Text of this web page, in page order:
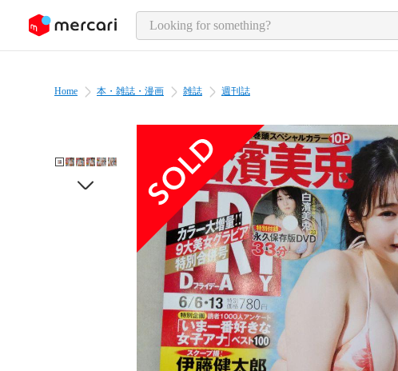
page content
Home 本・雑誌・漫画 雑誌 週刊誌